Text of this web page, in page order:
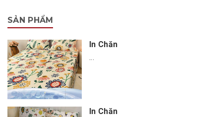
SẢN PHẨM
In Chăn
...
In Chăn